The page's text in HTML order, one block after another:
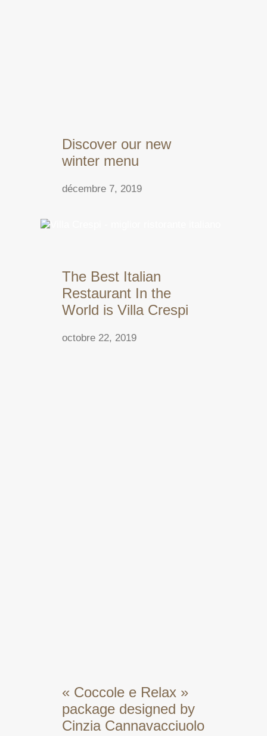
Discover our new
winter menu
décembre 7, 2019
The Best Italian
Restaurant In the
World is Villa Crespi
octobre 22, 2019
« Coccole e Relax »
package designed by
Cinzia Cannavacciuolo